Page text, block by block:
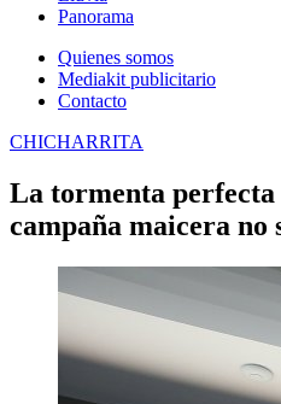
Panorama
Quienes somos
Mediakit publicitario
Contacto
CHICHARRITA
La tormenta
campaña maicera no